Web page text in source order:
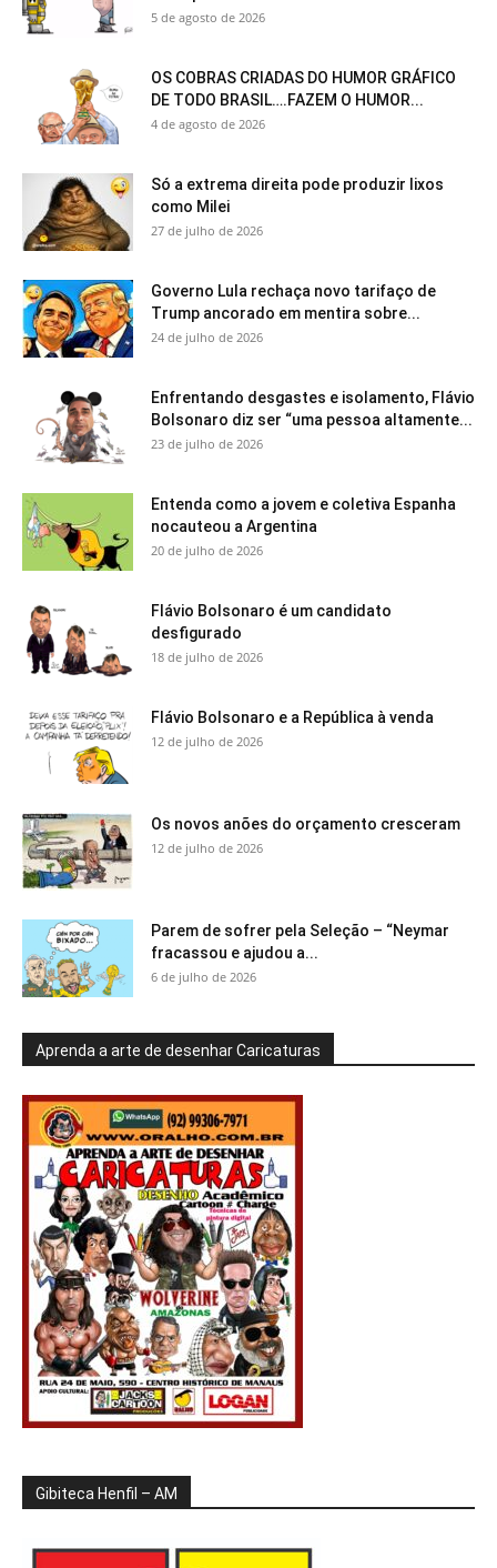
5 de agosto de 2026
OS COBRAS CRIADAS DO HUMOR GRÁFICO
DE TODO BRASIL….FAZEM O HUMOR...
4 de agosto de 2026
Só a extrema direita pode produzir lixos
como Milei
27 de julho de 2026
Governo Lula rechaça novo tarifaço de
Trump ancorado em mentira sobre...
24 de julho de 2026
Enfrentando desgastes e isolamento, Flávio
Bolsonaro diz ser “uma pessoa altamente...
23 de julho de 2026
Entenda como a jovem e coletiva Espanha
nocauteou a Argentina
20 de julho de 2026
Flávio Bolsonaro é um candidato
desfigurado
18 de julho de 2026
Flávio Bolsonaro e a República à venda
12 de julho de 2026
Os novos anões do orçamento cresceram
12 de julho de 2026
Parem de sofrer pela Seleção – “Neymar
fracassou e ajudou a...
6 de julho de 2026
Aprenda a arte de desenhar Caricaturas
Gibiteca Henfil – AM